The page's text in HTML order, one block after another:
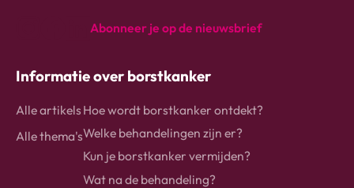
Abonneer je op de nieuwsbrief
Informatie over borstkanker
Alle artikels
Alle thema's
Hoe wordt borstkanker ontdekt?
Welke behandelingen zijn er?
Kun je borstkanker vermijden?
Wat na de behandeling?